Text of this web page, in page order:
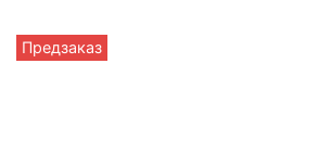
Предзаказ